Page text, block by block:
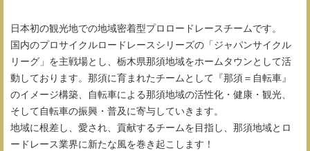
日本初の観光地での地域密着型プロロードレースチームです。
国内のプロサイクルロードレースシリーズの「ジャパンサイクル
リーグ」を主戦場とし、栃木県那須地域をホームタウンとして活
動しております。那須に育まれたチームとして『那須＝自転車』
のイメージ構築、自転車による那須地域の活性化・健康・観光、
そして自転車の振興・普及に寄与していきます。
地域に根差し、愛され、貢献するチームを目指し、那須地域とロ
ードレース業界に新たな風を巻き起こします！